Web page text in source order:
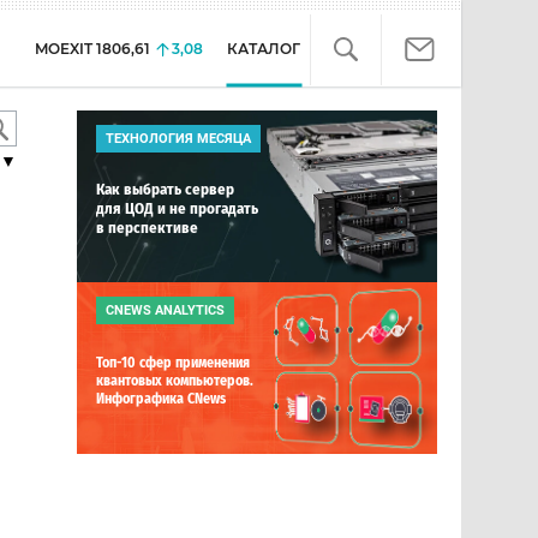
MOEXIT 1806,61 3,08 КАТАЛОГ
ТЕХНОЛОГИЯ МЕСЯЦА
Как выбрать сервер
для ЦОД и не прогадать
в перспективе
CNEWS ANALYTICS
Топ-10 сфер применения
квантовых компьютеров.
Инфографика CNews